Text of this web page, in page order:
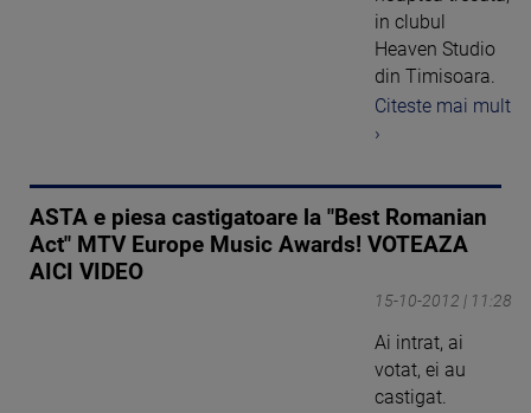
in clubul
Heaven Studio
din Timisoara.
Citeste mai mult
›
ASTA e piesa castigatoare la "Best Romanian
Act" MTV Europe Music Awards! VOTEAZA
AICI VIDEO
15-10-2012 | 11:28
Ai intrat, ai
votat, ei au
castigat.